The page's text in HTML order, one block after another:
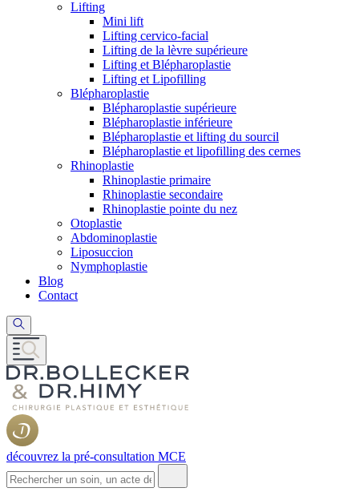
Lifting
Mini lift
Lifting cervico-facial
Lifting de la lèvre supérieure
Lifting et Blépharoplastie
Lifting et Lipofilling
Blépharoplastie
Blépharoplastie supérieure
Blépharoplastie inférieure
Blépharoplastie et lifting du sourcil
Blépharoplastie et lipofilling des cernes
Rhinoplastie
Rhinoplastie primaire
Rhinoplastie secondaire
Rhinoplastie pointe du nez
Otoplastie
Abdominoplastie
Liposuccion
Nymphoplastie
Blog
Contact
découvrez la pré-consultation MCE